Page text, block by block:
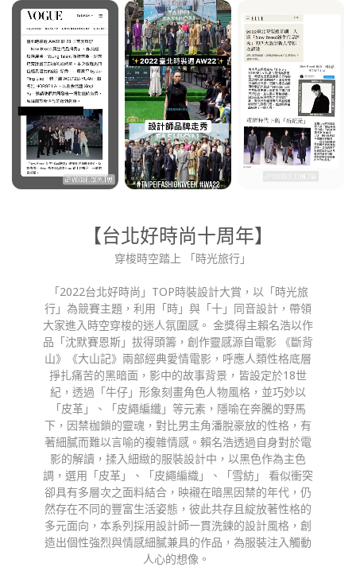
【台北好時尚十周年】
   穿梭時空踏上 「時光旅行」
「2022台北好時尚」TOP時裝設計大賞，以「時光旅
行」為競賽主題，利用「時」與「十」同音設計，帶領
大家進入時空穿梭的迷人氛圍感。 金獎得主賴名浩以作
品「沈默賽恩斯」拔得頭籌，創作靈感源自電影 《斷背
山》《大山記》兩部經典愛情電影，呼應人類性格底層
掙扎痛苦的黑暗面，影中的故事背景，皆設定於18世
紀，透過「牛仔」形象刻畫角色人物風格，並巧妙以
「皮革」、「皮繩編纖」等元素，隱喻在奔騰的野馬
下，因禁枷鎖的靈魂，對比男主角潘脫豪放的性格，有
著細膩而難以言喻的複雜情感。賴名浩透過自身對於電
影的解讀，揉入細緻的服裝設計中，以黑色作為主色
調，選用「皮革」、「皮繩編織」、「雪紡」 看似衝突
卻具有多層次之面料結合，映襯在暗黑因禁的年代，仍
然存在不同的豐富生活姿態，彼此共存且綻放著性格的
多元面向，本系列採用設計師一貫洗鍊的設計風格，創
造出個性強烈與情感細膩兼具的作品，為服裝注入觸動
人心的想像。